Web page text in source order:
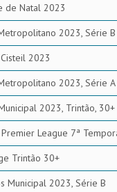
de Natal 2023
2023, Série B
2023
2023, Série A
2023, Trintão, 30+
League 7ª
Trintão 30+
Municipal 2023, Série B